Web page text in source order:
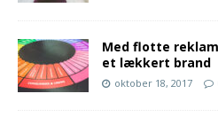
Med flotte
et lækkert brand
oktober 18, 2017